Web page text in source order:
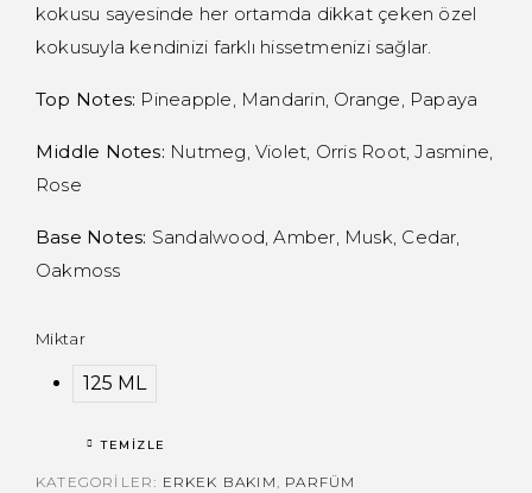
kokusu sayesinde her ortamda dikkat çeken özel
kokusuyla kendinizi farklı hissetmenizi sağlar.
Top Notes: Pineapple, Mandarin, Orange, Papaya
Middle Notes: Nutmeg, Violet, Orris Root, Jasmine,
Rose
Base Notes: Sandalwood, Amber, Musk, Cedar,
Oakmoss
Miktar
125 ML
TEMIZLE
KATEGORILER: ERKEK BAKIM
PARFÜM